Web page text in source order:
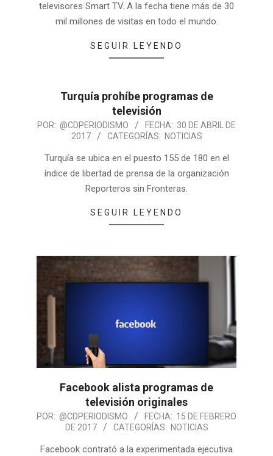
televisores Smart TV. A la fecha tiene más de 30
mil millones de visitas en todo el mundo.
SEGUIR LEYENDO
Turquía prohíbe programas de
televisión
POR: @CDPERIODISMO FECHA: 30 DE ABRIL DE
2017
CATEGORÍAS: NOTICIAS
Turquía se ubica en el puesto 155 de 180 en el
índice de libertad de prensa de la organización
Reporteros sin Fronteras.
SEGUIR LEYENDO
Facebook alista programas de
televisión originales
POR: @CDPERIODISMO FECHA: 15 DE FEBRERO
DE 2017
CATEGORÍAS: NOTICIAS
Facebook contrató a la experimentada ejecutiva